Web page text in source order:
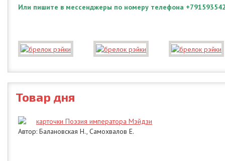
Или пишите в мессенджеры по номеру телефона
Товар дня
карточки Поэзия императора Мэйдзи
Автор: Балановская Н., Самохвалов Е.